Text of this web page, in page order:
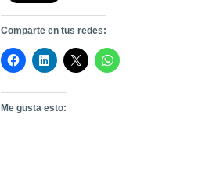
Comparte en tus redes:
Me gusta esto: